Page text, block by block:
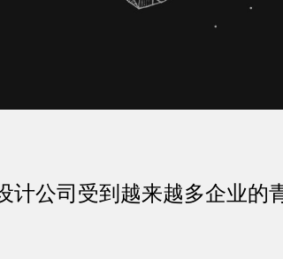
计公司受到越来越多企业的